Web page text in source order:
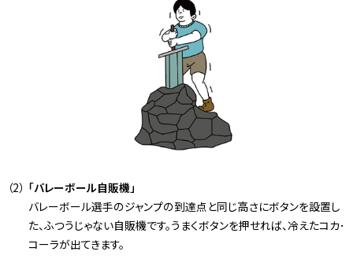
「バレーボール自販機」
バレーボール選手のジャンプの到達点と同じ高さにボタンを設置し
た、ふつうじゃない自販機です。うまくボタンを押せれば、冷えたコカ･
コーラが出てきます。